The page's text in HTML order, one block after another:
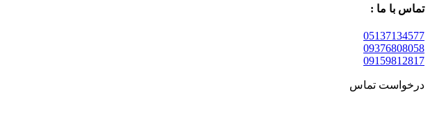
تماس با ما :
05137134577
09376808058
09159812817
درخواست تماس